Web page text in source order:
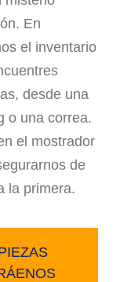
En
el inventario
desde una
o una correa.
el mostrador
de
la primera.